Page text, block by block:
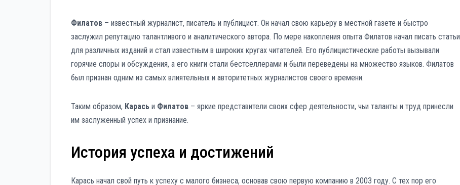
Филатов – известный журналист, писатель и публицист. Он начал свою карьеру в местной газете и быстро
заслужил репутацию талантливого и аналитического автора. По мере накопления опыта Филатов начал писать статьи
для различных изданий и стал известным в широких кругах читателей. Его публицистические работы вызывали
горячие споры и обсуждения, а его книги стали бестселлерами и были переведены на множество языков. Филатов
был признан одним из самых влиятельных и авторитетных журналистов своего времени.
Таким образом, Карась и Филатов – яркие представители своих сфер деятельности, чьи таланты и труд принесли
им заслуженный успех и признание.
История успеха и достижений
Карась начал свой путь к успеху с малого бизнеса, основав свою первую компанию в 2003 году. С тех пор его